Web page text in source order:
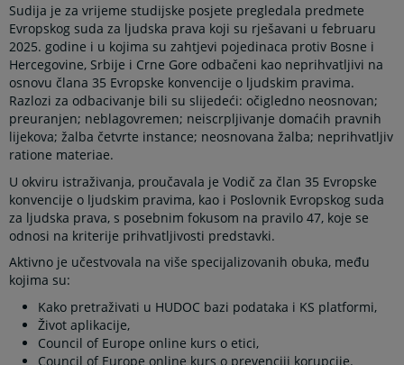
Sudija je za vrijeme studijske posjete pregledala predmete
Evropskog suda za ljudska prava koji su rješavani u februaru
2025. godine i u kojima su zahtjevi pojedinaca protiv Bosne i
Hercegovine, Srbije i Crne Gore odbačeni kao neprihvatljivi na
osnovu člana 35 Evropske konvencije o ljudskim pravima.
Razlozi za odbacivanje bili su slijedeći: očigledno neosnovan;
preuranjen; neblagovremen; neiscrpljivanje domaćih pravnih
lijekova; žalba četvrte instance; neosnovana žalba; neprihvatljiv
ratione materiae.
U okviru istraživanja, proučavala je Vodič za član 35 Evropske
konvencije o ljudskim pravima, kao i Poslovnik Evropskog suda
za ljudska prava, s posebnim fokusom na pravilo 47, koje se
odnosi na kriterije prihvatljivosti predstavki.
Aktivno je učestvovala na više specijalizovanih obuka, među
kojima su:
Kako pretraživati u HUDOC bazi podataka i KS platformi,
Život aplikacije,
Council of Europe online kurs o etici,
Council of Europe online kurs o prevenciji korupcije.